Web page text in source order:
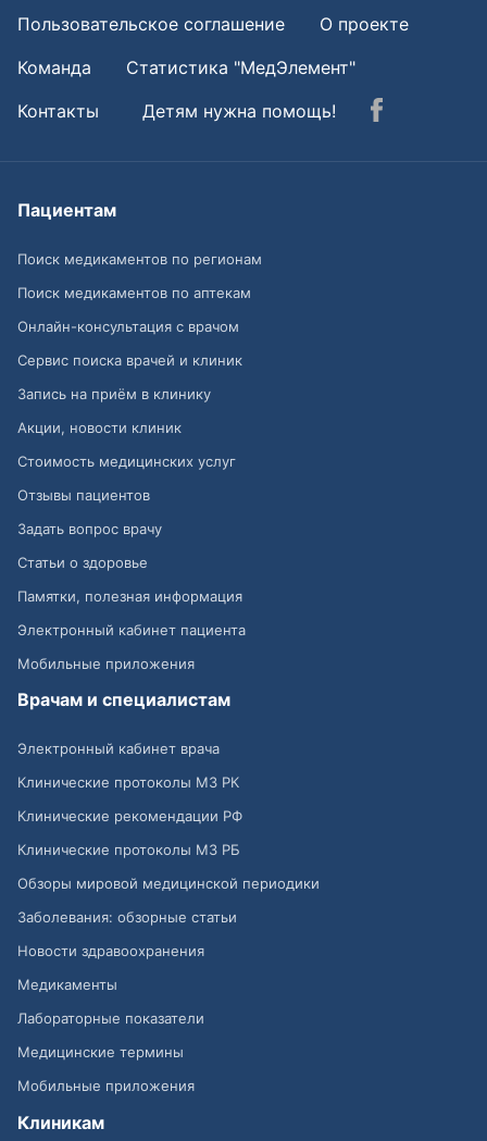
Пользовательское соглашение
О проекте
Команда
Статистика "МедЭлемент"
Контакты
Детям нужна помощь!
Пациентам
Поиск медикаментов по регионам
Поиск медикаментов по аптекам
Онлайн-консультация с врачом
Сервис поиска врачей и клиник
Запись на приём в клинику
Акции, новости клиник
Стоимость медицинских услуг
Отзывы пациентов
Задать вопрос врачу
Статьи о здоровье
Памятки, полезная информация
Электронный кабинет пациента
Мобильные приложения
Врачам и специалистам
Электронный кабинет врача
Клинические протоколы МЗ РК
Клинические рекомендации РФ
Клинические протоколы МЗ РБ
Обзоры мировой медицинской периодики
Заболевания: обзорные статьи
Новости здравоохранения
Медикаменты
Лабораторные показатели
Медицинские термины
Мобильные приложения
Клиникам